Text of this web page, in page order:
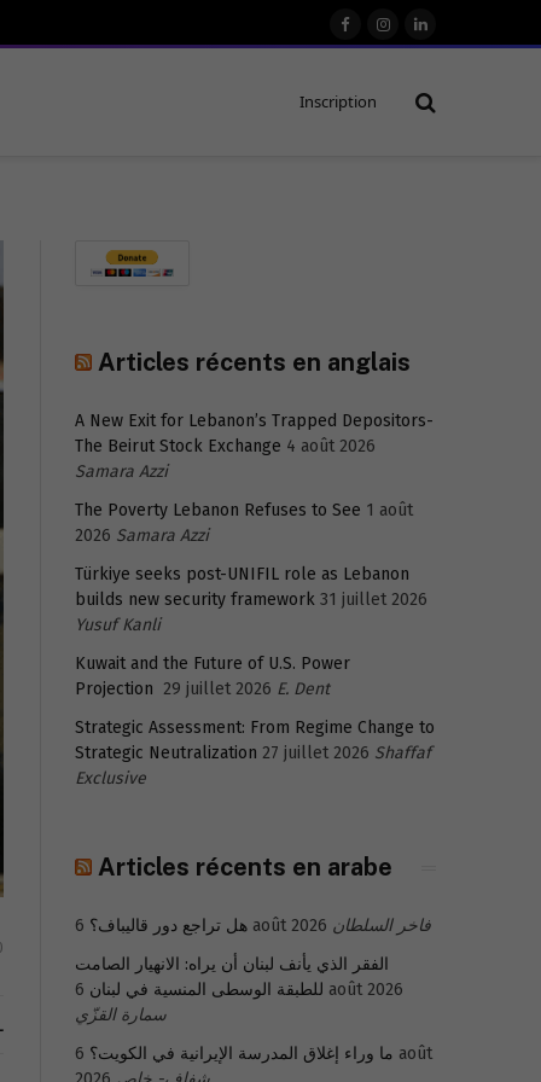
FacebookInstagram
LinkedIn
Inscription
Articles récents en anglais
A New Exit for Lebanon’s Trapped Depositors-
The Beirut Stock Exchange 4 août 2026
Samara Azzi
The Poverty Lebanon Refuses to See 1 août
2026 Samara Azzi
Türkiye seeks post-UNIFIL role as Lebanon
builds new security framework 31 juillet 2026
Yusuf Kanli
Kuwait and the Future of U.S. Power
Projection 29 juillet 2026 E. Dent
Strategic Assessment: From Regime Change to
Strategic Neutralization 27 juillet 2026 Shaffaf
Exclusive
Articles récents en arabe
هل تراجع دور قاليباف؟ 6 août 2026 فاخر السلطان
الفقر الذي يأنف لبنان أن يراه: الانهيار الصامت
للطبقة الوسطى المنسية في لبنان 6 août 2026
سمارة القزّي
ما وراء إغلاق المدرسة الإيرانية في الكويت؟ 6 août